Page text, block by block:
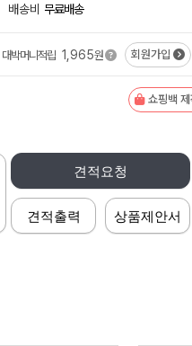
배송비 무료배송
대박머니적립 1,965원 회원가입
쇼핑백
견적요청
견적출력 상품제안서